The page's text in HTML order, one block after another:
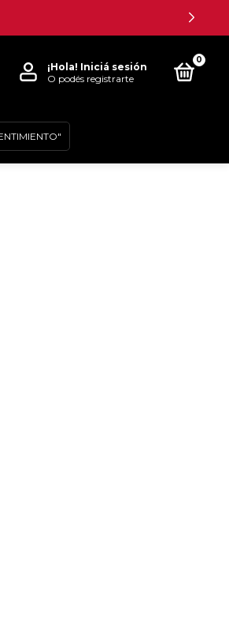
¡Hola! Iniciá sesión
O podés registrarte
0